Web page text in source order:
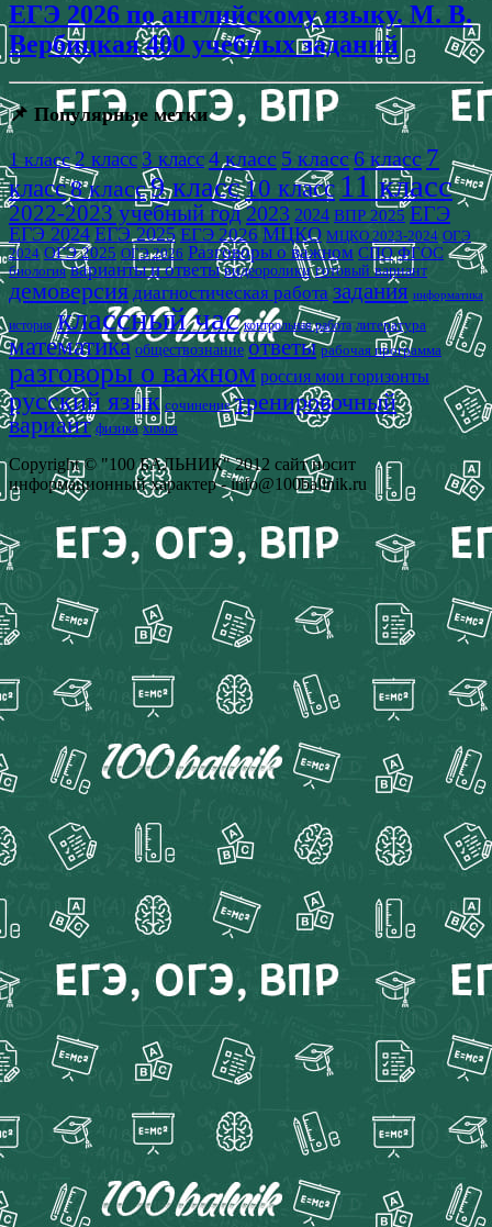
ЕГЭ 2026 по английскому языку. М. В.
Вербицкая 400 учебных заданий
📌 Популярные метки
1 класс 2 класс 3 класс4 класс 5 класс 6 класс 7
класс8 класс9 класс10 класс 11 класс
2022-2023 учебный год2023 2024 ВПР 2025 ЕГЭ
ЕГЭ 2024 ЕГЭ 2025 ЕГЭ 2026 МЦКО МЦКО 2023-2024 ОГЭ
2024 ОГЭ 2025 ОГЭ 2026 Разговоры о важном СПО ФГОС
биология варианты и ответы видеоролики готовый вариант
демоверсия диагностическая работа задания информатика
история классный час контрольная работа литература
математика обществознание ответы рабочая программа
разговоры о важном россия мои горизонты
русский язык сочинение тренировочный
вариант физика химия
Copyright © "100 БАЛЬНИК" 2012 сайт носит
информационный характер - info@100ballnik.ru